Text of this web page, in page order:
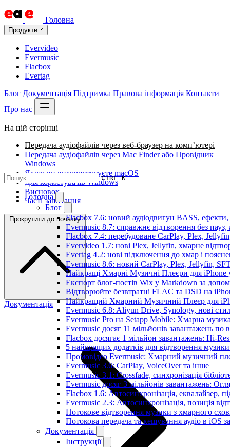
Головна
Продукти
Evervideo
Evermusic
Flacbox
Evertag
Блог Документація Підтримка Правова інформація Контакти
Про нас
CTRL K
Головна
Блог
Flacbox 7.6: новий аудіодвигун BASS,
Evermusic 8.7: справжнє відтворення без пауз,
Flacbox 7.4: перебудоване CarPlay, Plex,
Evervideo 1.7: нові Plex, Jellyfin, хмарне
Evertag 4.2: нові підключення до хмар і
Evermusic 8.6: новий CarPlay, Plex, Jellyfin,
Найкращі Хмарні Музичні Плеєри для iPhone
Експорт блог-постів Wix у Markdown за
Відтворюйте безвтратні FLAC та DSD на
Найкращий Хмарний Музичний Плеєр для
Evermusic 6.8: Aliyun Drive, Synology, нові
Evermusic Pro на Setapp Mobile: Хмарна
Evermusic досяг 11 мільйонів завантажень по
Flacbox досягає 1 мільйон завантажень: Hi-Res
5 найкращих додатків для відтворення
Промовідео Evermusic: Хмарний музичний
Evermusic 3.6: CarPlay, VoiceOver та інше
Evermusic 3.1: Crossfade, синхронізація
Evermusic досяг 3 мільйонів завантажень:
Flacbox 1.6: Автосинхронізація, еквалайзер,
Evermusic 2.3: Автосинхронізація, позиція
Потокове відтворення музики з хмарного
Потокова передача та кешування аудіо в iOS
Документація
Інструкції
На цій сторінці
Передача аудіофайлів через веб-браузер на комп’ютері
Передача аудіофайлів через Mac Finder або Провідник
Windows
Якщо ви використовуєте macOS
Для користувачів Windows
Висновок
Часті запитання
Прокрутити до початку
Документація